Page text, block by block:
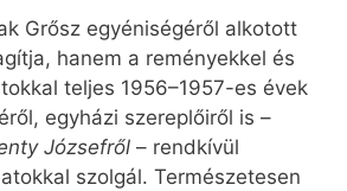
Grősz egyéniségéről alkotott
hanem a reményekkel és
teljes 1956–1957-es évek
egyházi szereplőiről is –
Józsefről – rendkívül
szolgál. Természetesen